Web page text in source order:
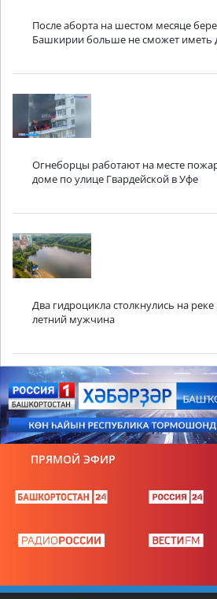
После аборта на шестом месяце
Башкирии больше не сможет иметь
Огнеборцы работают на месте
доме по улице Гвардейской в Уфе
Два гидроцикла столкнулись на
летний мужчина
ПРЯМОЙ ЭФИР